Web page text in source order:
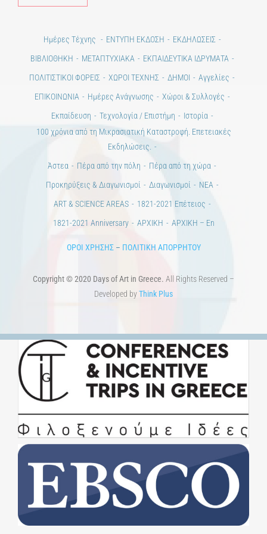
Ημέρες Τέχνης ΕΝΤΥΠΗ ΕΚΔΟΣΗ
ΕΚΔΗΛΩΣΕΙΣ
ΒΙΒΛΙΟΘΗΚΗ
ΜΕΤΑΠΤΥΧΙΑΚΑ
ΕΚΠΑΙΔΕΥΤΙΚΑ ΙΔΡΥΜΑΤΑ
ΠΟΛΙΤΙΣΤΙΚΟΙ ΦΟΡΕΙΣ
ΧΩΡΟΙ ΤΕΧΝΗΣ ΔΗΜΟΙ
Αγγελίες
ΕΠΙΚΟΙΝΩΝΙΑ
Ημέρες Ανάγνωσης
Χώροι & Συλλογές
Εκπαίδευση
Τεχνολογία / Επιστήμη
Ιστορία
100 χρόνια από τη Μικρασιατική Καταστροφή. Επετειακές
Εκδηλώσεις.
Άστεα
Πέρα από την πόλη
Πέρα από τη χώρα
Προκηρύξεις & Διαγωνισμοί
Διαγωνισμοί
ΝΕΑ
ART & SCIENCE AREAS
1821-2021 Επέτειος
1821-2021 Anniversary
ΑΡΧΙΚΗ ΑΡΧΙΚΗ – En
ΟΡΟΙ ΧΡΗΣΗΣ– ΠΟΛΙΤΙΚΗ ΑΠΟΡΡΗΤΟΥ
Copyright © 2020 Days of Art in Greece. All Rights Reserved –
Developed byThink Plus